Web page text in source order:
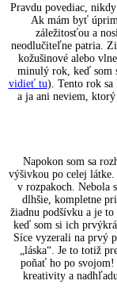
Pravdu povediac,
Ak mám byť
záležitosťou a
neodlučiteľne patria.
kožušinové alebo
minulý rok, keď som
vidieť tu). Tento rok
a ja ani neviem, ktorý
Napokon som sa
výšivkou po celej
v rozpakoch. Nebola
dlhšie, kompletne
žiadnu podšívku a je
keď som si ich
Síce vyzerali na prvý
„láska“. Je to totiž
poňať ho po
kreativity a